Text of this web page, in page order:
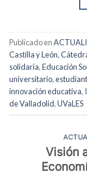
Publicado en
Castilla y León,
solidaria,Educación
universitario,
innovación educativa,
de Valladolid,UVaLES
Visión